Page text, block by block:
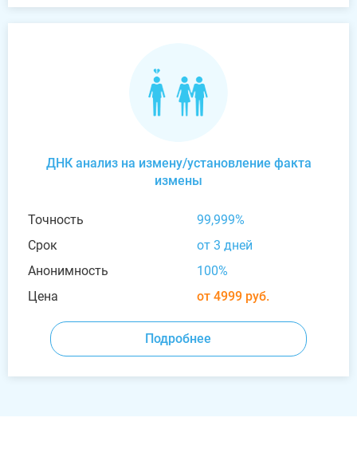
ДНК анализ на измену/установление факта
измены
Точность
99,999%
Срок
от 3 дней
Анонимность
100%
Цена
от 4999 руб.
Подробнее